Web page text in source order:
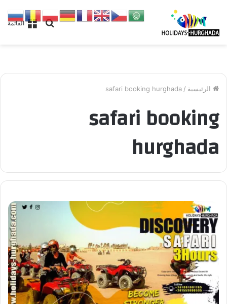
القائمة
بحث
الرئيسية /
safari booking hurghada
safari booking
hurghada